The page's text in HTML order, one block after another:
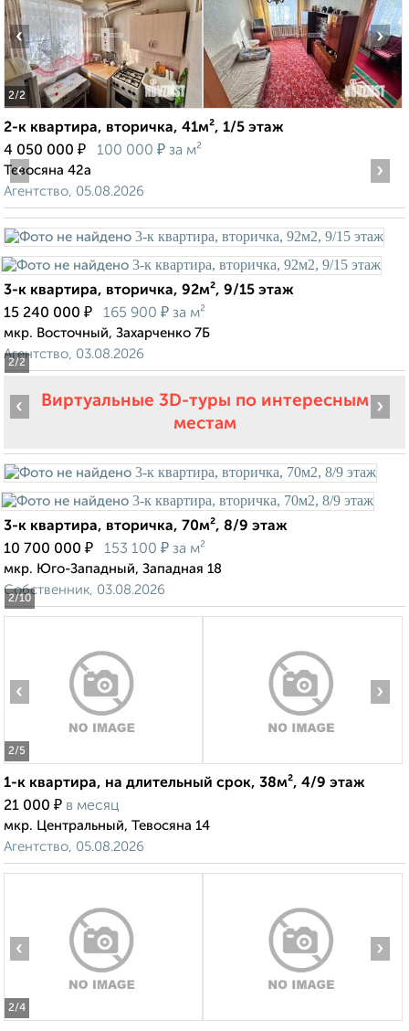
2/2
‹ ›
2-к квартира, вторичка, 41м², 1/5 этаж
4 050 000 ₽ 100 000 ₽ за м²
Тевосяна 42а
Агентство, 05.08.2026
2/2
‹ ›
3-к квартира, вторичка, 92м², 9/15 этаж
15 240 000 ₽ 165 900 ₽ за м²
мкр. Восточный, Захарченко 7Б
Агентство, 03.08.2026
Виртуальные 3D-туры по интересным
местам
2/10
‹ ›
3-к квартира, вторичка, 70м², 8/9 этаж
10 700 000 ₽ 153 100 ₽ за м²
мкр. Юго-Западный, Западная 18
Собственник, 03.08.2026
2/5
‹ ›
1-к квартира, на длительный срок, 38м², 4/9 этаж
21 000 ₽ в месяц
мкр. Центральный, Тевосяна 14
Агентство, 05.08.2026
2/4
‹ ›